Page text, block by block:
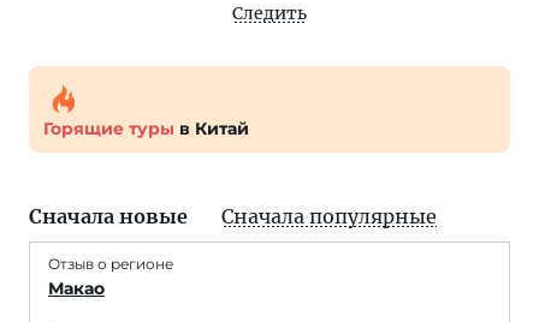
Следить
Горящие туры в Китай
Сначала новые Сначала популярные
Отзыв о регионе
Макао